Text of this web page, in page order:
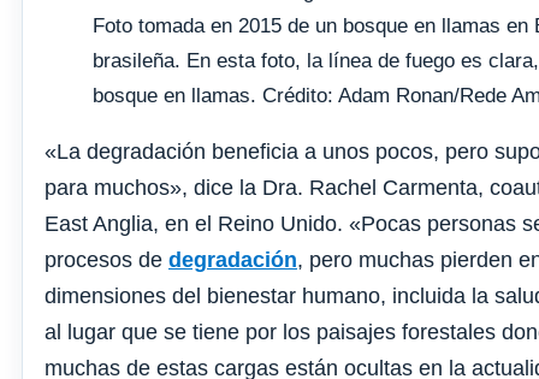
Foto tomada en 2015 de un bosque en llamas
brasileña. En esta foto, la línea de fuego es
bosque en llamas. Crédito: Adam Ronan/Rede
«La degradación beneficia a unos pocos, pero
para muchos», dice la Dra. Rachel Carmenta,
East Anglia, en el Reino Unido. «Pocas personas
procesos de degradación, pero muchas pierden
dimensiones del bienestar humano, incluida la
al lugar que se tiene por los paisajes forestales
muchas de estas cargas están ocultas en la